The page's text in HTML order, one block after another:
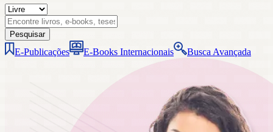
Pesquisar
E-Publicações E-Books Internacionais Busca Avançada